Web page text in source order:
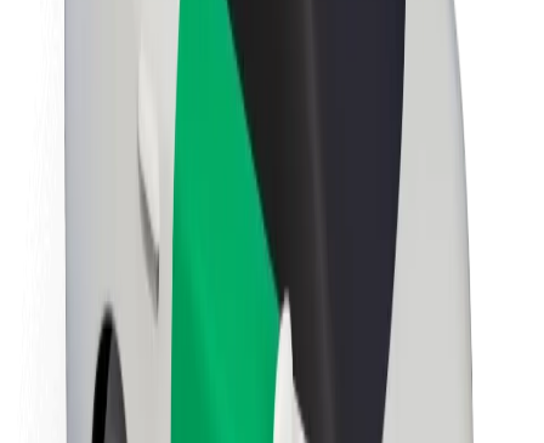
Bærekraft hos Bolt
Prosjekt Zero
Nyhetsrom
Retningslinjer for varemerke
Oppdrag
Investorrelasjoner
Ledelse
Merkevare
Media
Urban Fund